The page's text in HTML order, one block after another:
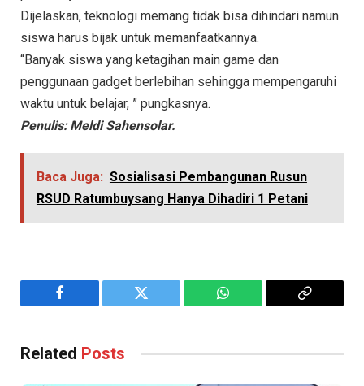
Dijelaskan, teknologi memang tidak bisa dihindari namun
siswa harus bijak untuk memanfaatkannya.
“Banyak siswa yang ketagihan main game dan
penggunaan gadget berlebihan sehingga mempengaruhi
waktu untuk belajar, ” pungkasnya.
Penulis: Meldi Sahensolar.
Baca Juga: Sosialisasi Pembangunan Rusun
RSUD Ratumbuysang Hanya Dihadiri 1 Petani
Facebook Twitter WhatsApp
Copy
Related Posts